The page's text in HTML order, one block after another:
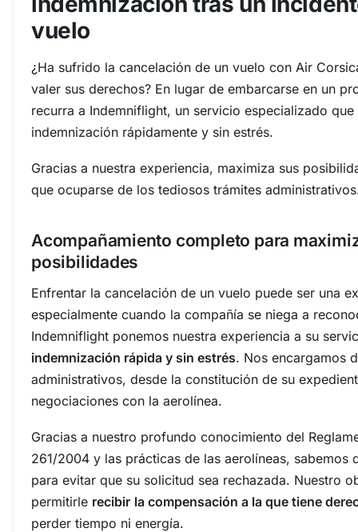
vuelo
¿Ha sufrido la cancelación de un vuelo con Air
valer sus derechos? En lugar de embarcarse en un
recurra a Indemniflight, un servicio especializado
indemnización rápidamente y sin estrés.
Gracias a nuestra experiencia, maximiza sus
que ocuparse de los tediosos trámites
Acompañamiento completo para
posibilidades
Enfrentar la cancelación de un vuelo puede ser una
especialmente cuando la compañía se niega a
Indemniflight ponemos nuestra experiencia a su
indemnización rápida y sin estrés. Nos encargamos
administrativos, desde la constitución de su
negociaciones con la aerolínea.
Gracias a nuestro profundo conocimiento del
261/2004 y las prácticas de las aerolíneas, sabemos
para evitar que su solicitud sea rechazada. Nuestro
permitirle recibir la compensación a la que tiene
perder tiempo ni energía.